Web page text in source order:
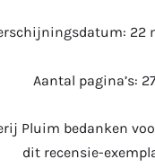
22
Aantal pagina’s:
Pluim bedanken
dit recensie-